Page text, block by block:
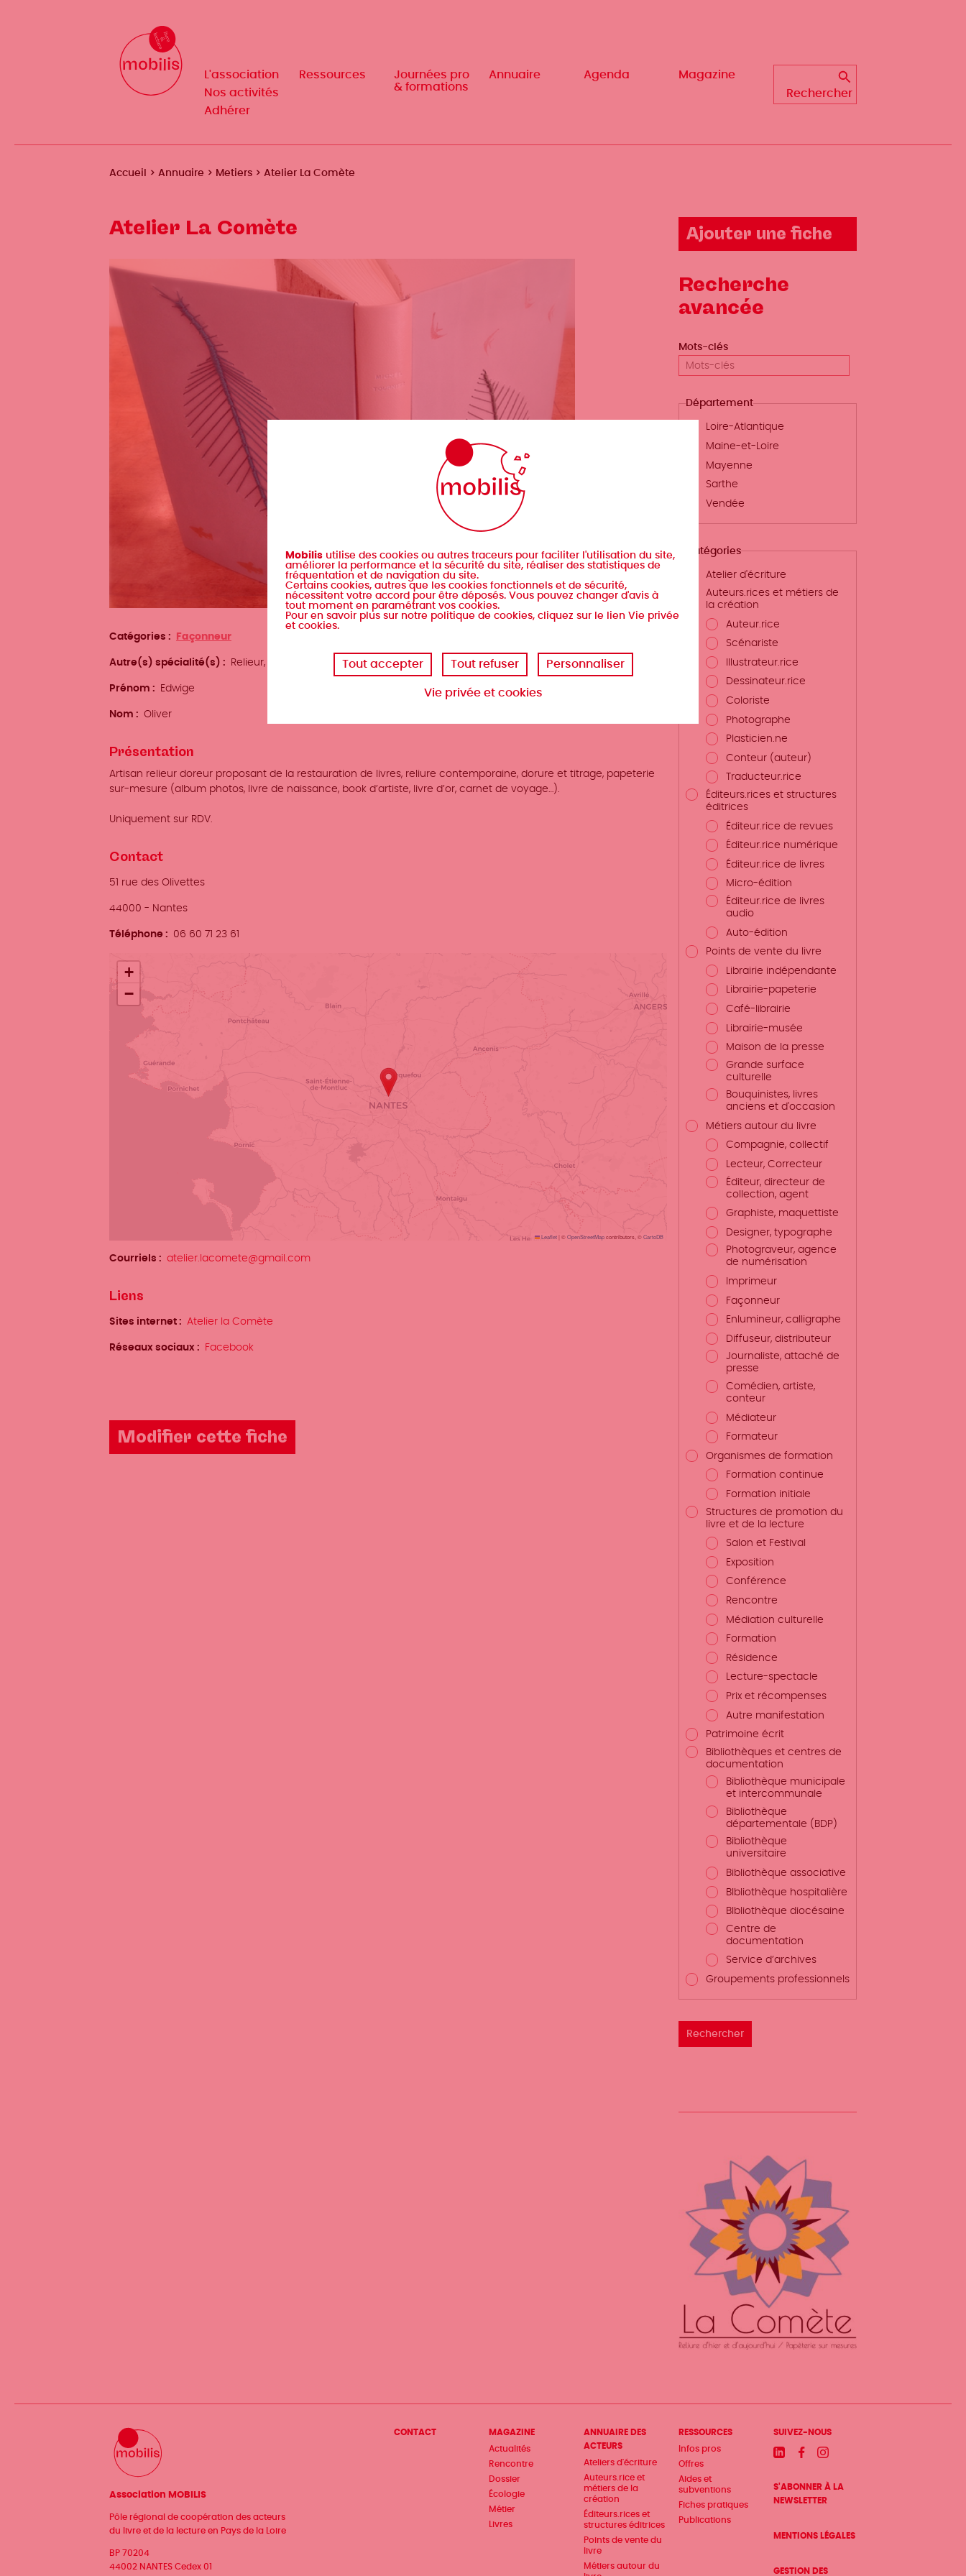
Navigation
principale
L'association
Nos activités
Adhérer
Ressources
Journées pro
& formations
Annuaire Agenda
Magazine
Rechercher
Navigation
principale
L'association
Nos activités
Adhérer
Ressources
Journées pro
& formations
Annuaire Agenda
Magazine
Rechercher
Fil
Accueil Annuaire Metiers Atelier La Comète
Ajouter une fiche
Recherche
avancée
Mots-clés
Département
Loire-Atlantique
Maine-et-Loire
Mayenne
Sarthe
Vendée
Catégories
Atelier d'écriture
Auteurs.rices et métiers de
la création
Auteur.rice
Scénariste
Illustrateur.rice
Dessinateur.rice
Coloriste
Photographe
Plasticien.ne
Conteur (auteur)
Traducteur.rice
Éditeurs.rices et structures
éditrices
Éditeur.rice de revues
Éditeur.rice numérique
Éditeur.rice de livres
Micro-édition
Éditeur.rice de livres
audio
Auto-édition
Points de vente du livre
Librairie indépendante
Librairie-papeterie
Café-librairie
Librairie-musée
Maison de la presse
Grande surface
culturelle
Bouquinistes, livres
anciens et d'occasion
Métiers autour du livre
Compagnie, collectif
Lecteur, Correcteur
Éditeur, directeur de
collection, agent
Graphiste, maquettiste
Designer, typographe
Photograveur, agence
de numérisation
Imprimeur
Façonneur
Enlumineur, calligraphe
Diffuseur, distributeur
Journaliste, attaché de
presse
Comédien, artiste,
conteur
Médiateur
Formateur
Organismes de formation
Formation continue
Formation initiale
Structures de promotion du
livre et de la lecture
Salon et Festival
Exposition
Conférence
Rencontre
Médiation culturelle
Formation
Résidence
Lecture-spectacle
Prix et récompenses
Autre manifestation
Patrimoine écrit
Bibliothèques et centres de
documentation
Bibliothèque municipale
et intercommunale
Bibliothèque
départementale (BDP)
Bibliothèque
universitaire
Bibliothèque associative
BIbliothèque hospitalière
BIbliothèque diocésaine
Centre de
documentation
Service d’archives
Groupements professionnels
Atelier La Comète
Catégories Façonneur
Autre(s) spécialité(s) Relieur, doreur
Prénom Edwige
Nom Oliver
Présentation
Artisan relieur doreur proposant de la restauration de livres, reliure contemporaine, dorure et titrage, papeterie
sur-mesure (album photos, livre de naissance, book d’artiste, livre d’or, carnet de voyage…).
Uniquement sur RDV.
Contact
Adresse
51 rue des Olivettes
Ville
44000 - Nantes
Téléphone 06 60 71 23 61
Localisation
+
−
Leaflet| ©OpenStreetMapcontributors, ©CartoDB
Courriels atelier.lacomete@gmail.com
Liens
Sites internet Atelier la Comète
Réseaux sociaux Facebook
Modifier cette fiche
Association MOBILIS
Pôle régional de coopération des acteurs
du livre et de la lecture en Pays de la Loire
BP 70204
44002 NANTES Cedex 01
Menu
CONTACT
MAGAZINE
Actualités
Rencontre
Dossier
Écologie
Métier
Livres
ANNUAIRE DES
ACTEURS
Ateliers d'écriture
Auteurs.rice et
métiers de la
création
Éditeurs.rices et
structures éditrices
Points de vente du
livre
Métiers autour du
RESSOURCES
Infos pros
Offres
Aides et
subventions
Fiches pratiques
Publications
SUIVEZ-NOUS
LinkedinFacebookInstagram
S'ABONNER À LA
NEWSLETTER
MENTIONS LÉGALES
GESTION DES
Mobilis utilise des cookies ou autres traceurs pour faciliter l'utilisation du site,
améliorer la performance et la sécurité du site, réaliser des statistiques de
fréquentation et de navigation du site.
Certains cookies, autres que les cookies fonctionnels et de sécurité,
nécessitent votre accord pour être déposés. Vous pouvez changer d'avis à
tout moment en paramétrant vos cookies.
Pour en savoir plus sur notre politique de cookies, cliquez sur le lien Vie privée
et cookies.
Tout accepter Tout refuser Personnaliser
Vie privée et cookies